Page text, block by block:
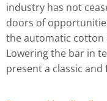
industry has not
doors of
the automatic cotton
Lowering the bar in
present a classic and